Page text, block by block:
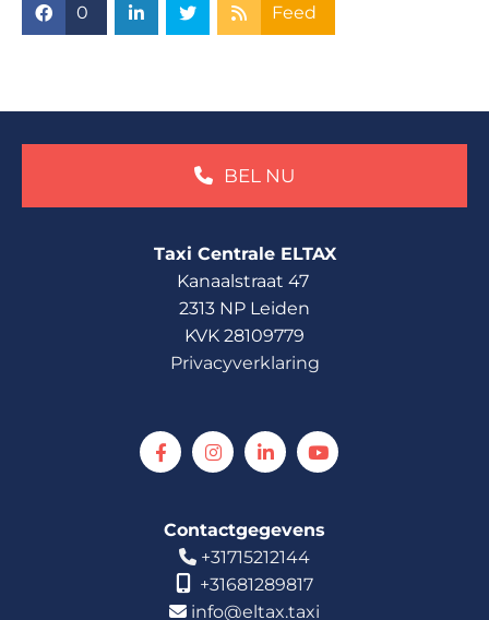
0 Feed
BEL NU
Taxi Centrale ELTAX
Kanaalstraat 47
2313 NP Leiden
KVK 28109779
Privacyverklaring
Contactgegevens
 +31715212144
 +31681289817
 info@eltax.taxi